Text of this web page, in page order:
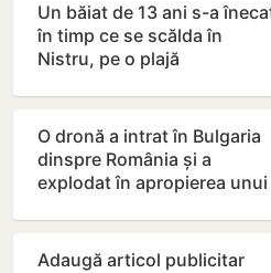
Un băiat de 13 ani s-a
în timp ce se scălda în
Nistru, pe o plajă
O dronă a intrat în Bulgaria
dinspre România și a
explodat în apropierea unui
Adaugă articol publicitar